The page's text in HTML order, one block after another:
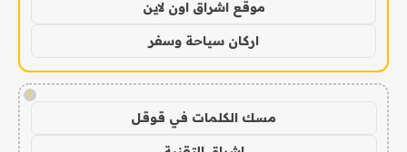
موقع اشراق اون لاين
اركان سياحة وسفر
!
مسك الكلمات في قوقل